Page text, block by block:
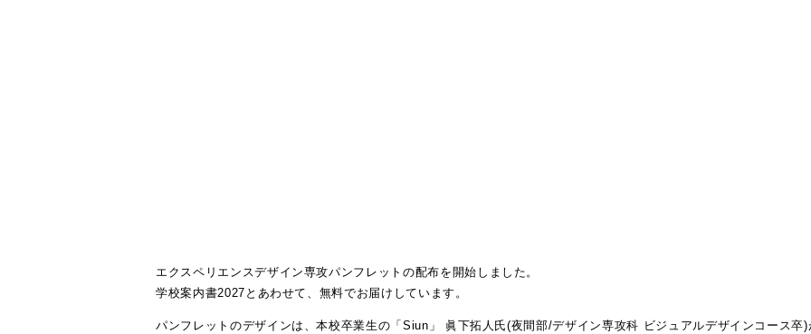
エクスペリエンスデザイン専攻パンフレットの配布を開始しました。
学校案内書2027とあわせて、無料でお届けしています。
パンフレットのデザインは、本校卒業生の「Siun」 眞下拓人氏(夜間部/デザイン専攻科 ビジュアルデザインコース卒)